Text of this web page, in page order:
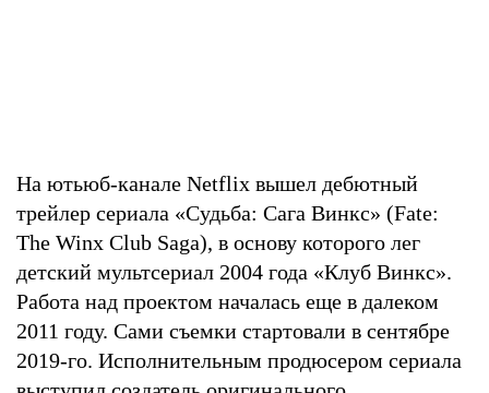
На ютьюб-канале Netflix вышел дебютный
трейлер сериала «Судьба: Сага Винкс» (Fate:
The Winx Club Saga), в основу которого лег
детский мультсериал 2004 года «Клуб Винкс».
Работа над проектом началась еще в далеком
2011 году. Сами съемки стартовали в сентябре
2019-го. Исполнительным продюсером сериала